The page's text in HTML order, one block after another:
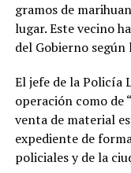
gramos de
lugar. Este vecino
del Gobierno según
El jefe de la Policía
operación como
venta de material
expediente de
policiales y de la